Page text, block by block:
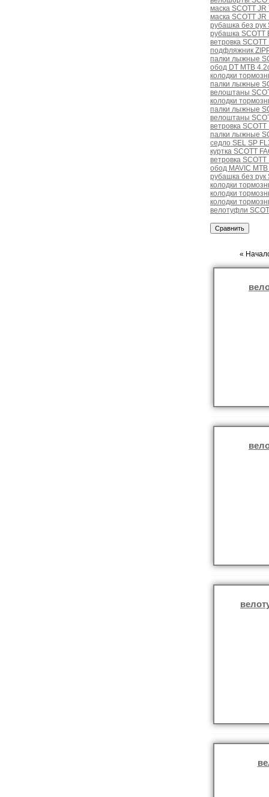
маска SCOTT
маска SCOTT
рубашка без рук
рубашка SCOTT
ветровка
подфляжник
палки лыжные
обод DT MTB
колодки
палки лыжные
велоштаны
колодки
палки лыжные
велоштаны
ветровка
палки лыжные
седло SEL SP
куртка SCOTT
ветровка
обод MAVIC
рубашка без рук
колодки
колодки
колодки
велотуфли
«